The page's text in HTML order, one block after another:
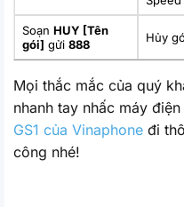
Soạn HUY [Tên
gói] gửi 888 Hủy
Mọi thắc mắc của quý
nhanh tay nhấc máy
GS1 của Vinaphone đi
công nhé!